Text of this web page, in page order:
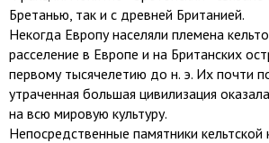
Бретанью, так и с древней Британией.
Некогда Европу населяли племена
расселение в Европе и на Британских
первому тысячелетию до н. э. Их почти
утраченная большая цивилизация
на всю мировую культуру.
Непосредственные памятники кельтской